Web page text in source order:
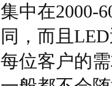
集中在2000-
同，而且
每位客户的